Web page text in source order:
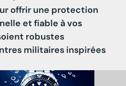
offrir une protection
et fiable à vos
robustes
militaires inspirées